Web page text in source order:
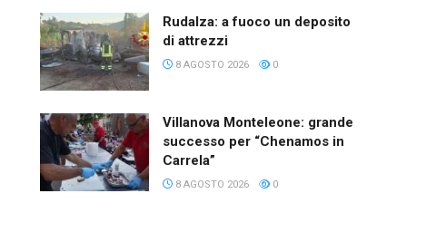
Rudalza: a fuoco un deposito
di attrezzi
8 AGOSTO 2026 0
Villanova Monteleone: grande
successo per “Chenamos in
Carrela”
8 AGOSTO 2026 0